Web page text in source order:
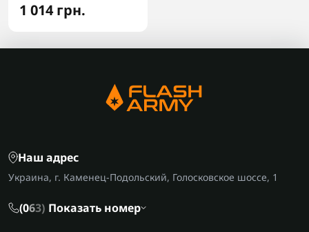
1 014 грн.
Наш адрес
Украина, г. Каменец-Подольский, Голосковское шоссе, 1
(063) Показать номер